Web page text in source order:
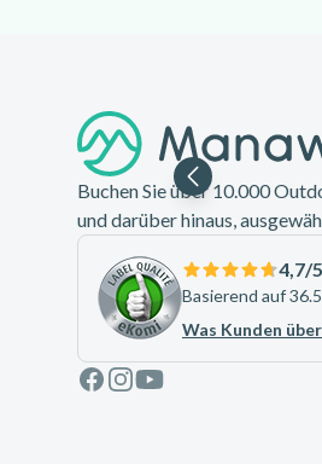
Buchen Sie über 10.000
und darüber hinaus,
4,7/5
Basierend auf
Was Kunden
Facebook
Instagram
Youtube